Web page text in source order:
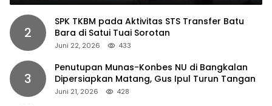
2
SPK TKBM pada Aktivitas STS Transfer Batu
Bara di Satui Tuai Sorotan
Juni 22, 2026 433
3
Penutupan Munas-Konbes NU di Bangkalan
Dipersiapkan Matang, Gus Ipul Turun Tangan
Juni 21, 2026 428